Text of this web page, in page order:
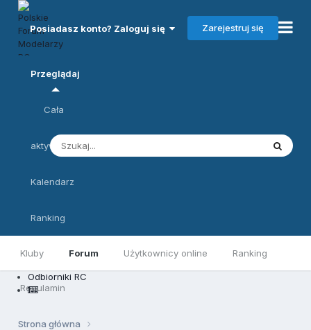
Posiadasz konto? Zaloguj się Zarejestruj się
Przeglądaj
Kluby Forum Użytkownicy online Ranking
Regulamin
Cała
aktywność
Kalendarz
Ranking
Odbiorniki RC
Strona główna